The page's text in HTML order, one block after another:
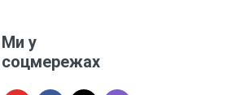
Ми у
соцмережах